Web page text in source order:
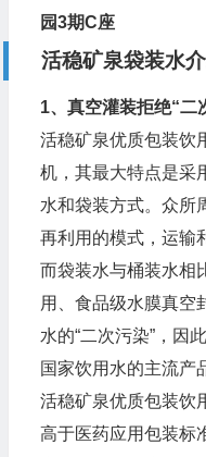
园3期C座
活稳矿泉袋装水
1、真空灌装拒绝“二
活稳矿泉优质包装饮
机，其最大特点是采
水和袋装方式。众所
再利用的模式，运输
而袋装水与桶装水相
用、食品级水膜真空
水的“二次污染”，因
国家饮用水的主流产
活稳矿泉优质包装饮
高于医药应用包装标